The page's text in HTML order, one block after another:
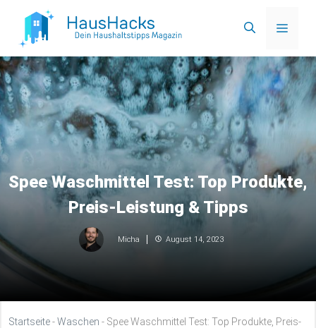
springen
Menü
Spee Waschmittel Test: Top Produkte,
Preis-Leistung & Tipps
Micha August 14, 2023
Startseite-Waschen - Spee Waschmittel Test: Top Produkte, Preis-